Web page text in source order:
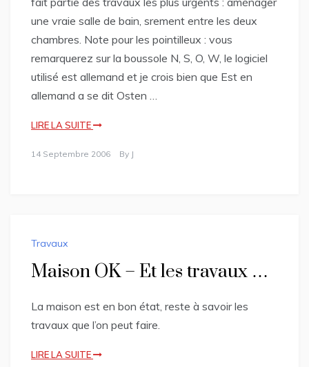
une vraie salle de bain, srement entre les deux
chambres. Note pour les pointilleux : vous
remarquerez sur la boussole N, S, O, W, le logiciel
utilisé est allemand et je crois bien que Est en
allemand a se dit Osten …
LIRE LA SUITE
14 Septembre 2006 By J
Travaux
Maison OK – Et les travaux …
La maison est en bon état, reste à savoir les
travaux que l’on peut faire.
LIRE LA SUITE